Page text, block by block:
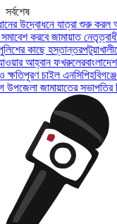
সর্বশেষ
যাত্রা শুরু করল আর্মি
জামায়াত নেতৃত্বাধীন ১১ দল
হস্তান্তরপটুয়াখালীতে বিধবা
ফখরুলেরবাংলাদেশকে
এনসিপিহবিগঞ্জে
সভাপতির বিরুদ্ধে